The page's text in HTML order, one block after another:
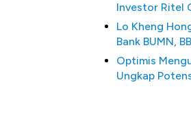
Investor Ritel
Lo Kheng
Bank BUMN,
Optimis
Ungkap